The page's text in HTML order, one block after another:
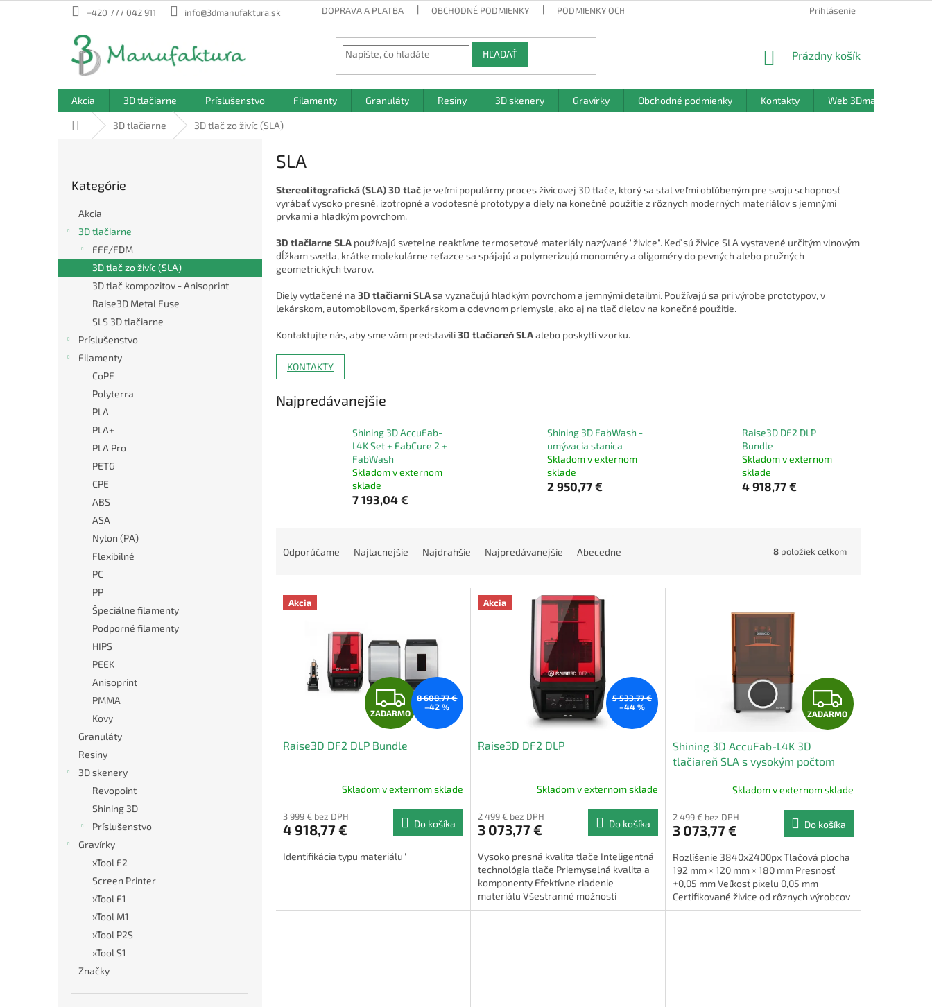
na
+420 777 042 911 info@3dmanufaktura.sk DOPRAVA A PLATBA OBCHODNÉ PODMIENKY PODMIENKY OCHRANY OSOBNÝCH ÚDAJOV Prihlásenie
HĽADAŤ
NÁKUPNÝ
Prázdny košík
Akcia 3D tlačiarne Príslušenstvo Filamenty Granuláty Resiny 3D skenery Gravírky Obchodné podmienky Kontakty Web 3Dmanufaktura.sk
Domov3D tlačiarne 3D tlač zo živíc (SLA)
kategórie
Kategórie
Akcia
3D tlačiarne
FFF/FDM
3D tlač zo živíc (SLA)
3D tlač kompozitov - Anisoprint
Raise3D Metal Fuse
SLS 3D tlačiarne
Príslušenstvo
Filamenty
CoPE
Polyterra
PLA
PLA+
PLA Pro
PETG
CPE
ABS
ASA
Nylon (PA)
Flexibilné
PC
PP
Špeciálne filamenty
Podporné filamenty
HIPS
PEEK
Anisoprint
PMMA
Kovy
Granuláty
Resiny
3D skenery
Revopoint
Shining 3D
Príslušenstvo
Gravírky
xTool F2
Screen Printer
xTool F1
xTool M1
xTool P2S
xTool S1
Značky
SLA
Stereolitografická (SLA) 3D tlač je veľmi populárny proces živicovej 3D tlače, ktorý sa stal veľmi obľúbeným pre svoju schopnosť
vyrábať vysoko presné, izotropné a vodotesné prototypy a diely na konečné použitie z rôznych moderných materiálov s jemnými
prvkami a hladkým povrchom.
3D tlačiarne SLA používajú svetelne reaktívne termosetové materiály nazývané "živice". Keď sú živice SLA vystavené určitým vlnovým
dĺžkam svetla, krátke molekulárne reťazce sa spájajú a polymerizujú monoméry a oligoméry do pevných alebo pružných
geometrických tvarov.
Diely vytlačené na 3D tlačiarni SLAsa vyznačujú hladkým povrchom a jemnými detailmi. Používajú sa pri výrobe prototypov, v
lekárskom, automobilovom, šperkárskom a odevnom priemysle, ako aj na tlač dielov na konečné použitie.
Kontaktujte nás, aby sme vám predstavili3D tlačiareň SLAalebo poskytli vzorku.
KONTAKTY
Najpredávanejšie
Shining 3D AccuFab-
L4K Set + FabCure 2 +
FabWash
Skladom v externom
sklade
7 193,04 €
Shining 3D FabWash -
umývacia stanica
Skladom v externom
sklade
2 950,77 €
Raise3D DF2 DLP
Bundle
Skladom v externom
sklade
4 918,77 €
n
Odporúčame Najlacnejšie Najdrahšie Najpredávanejšie Abecedne 8 položiek celkom
V Akcia
Z
A
D
A
R
M
ZADARMO
8 608,77 €
–42 %
Raise3D DF2 DLP Bundle
Skladom v externom sklade
3 999 € bez DPH
4 918,77 € Do košíka
Identifikácia typu materiálu"
Akcia
5 533,77 €
–44 %
Raise3D DF2 DLP
Skladom v externom sklade
2 499 € bez DPH
3 073,77 € Do košíka
Vysoko presná kvalita tlače Inteligentná
technológia tlače Priemyselná kvalita a
komponenty Efektívne riadenie
materiálu Všestranné možnosti
pripojenia a používateľská...
Z
A
A
R
M
ZADARMO
Shining 3D AccuFab-L4K 3D
tlačiareň SLA s vysokým počtom
Skladom v externom sklade
2 499 € bez DPH
3 073,77 € Do košíka
Rozlíšenie 3840x2400px Tlačová plocha
192 mm × 120 mm × 180 mm Presnosť
±0,05 mm Veľkosť pixelu 0,05 mm
Certifikované živice od rôznych výrobcov